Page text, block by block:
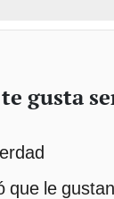
gusta
que le